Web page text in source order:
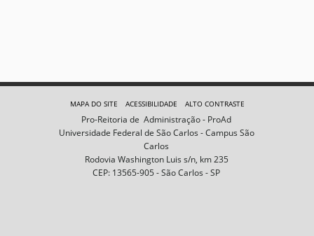
MAPA DO SITE ACESSIBILIDADE ALTO CONTRASTE
Pro-Reitoria de Administração - ProAd
Universidade Federal de São Carlos - Campus São
Carlos
Rodovia Washington Luis s/n, km 235
CEP: 13565-905 - São Carlos - SP